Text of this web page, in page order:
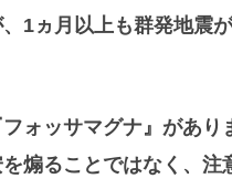
1ヵ月以上も群発地震
ォッサマグナ』があり
煽ることではなく、注